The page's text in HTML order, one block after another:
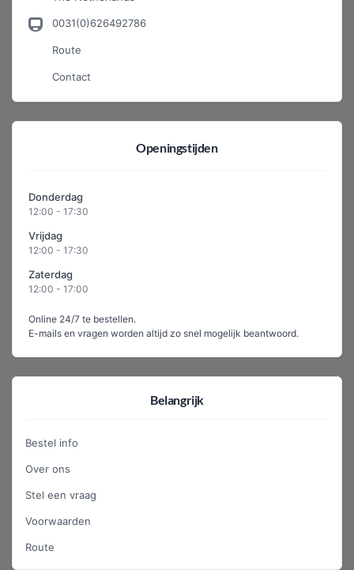
0031(0)626492786
Route
Contact
Openingstijden
Donderdag
12:00 - 17:30
Vrijdag
12:00 - 17:30
Zaterdag
12:00 - 17:00
Online 24/7 te bestellen.
E-mails en vragen worden altijd zo snel mogelijk beantwoord.
Belangrijk
Bestel info
Over ons
Stel een vraag
Voorwaarden
Route